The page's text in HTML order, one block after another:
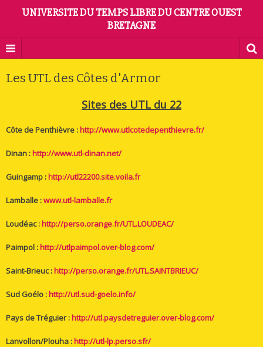
UNIVERSITE DU TEMPS LIBRE DU CENTRE OUEST
BRETAGNE
Les UTL des Côtes d'Armor
Sites des UTL du 22
Côte de Penthièvre :http://www.utlcotedepenthievre.fr/
Dinan :http://www.utl-dinan.net/
Guingamp :http://utl22200.site.voila.fr
Lamballe :www.utl-lamballe.fr
Loudéac :http://perso.orange.fr/UTL.LOUDEAC/
Paimpol :http://utlpaimpol.over-blog.com/
Saint-Brieuc :http://perso.orange.fr/UTL.SAINTBRIEUC/
Sud Goélo :http://utl.sud-goelo.info/
Pays de Tréguier :http://utl.paysdetreguier.over-blog.com/
Lanvollon/Plouha :http://utl-lp.perso.sfr/